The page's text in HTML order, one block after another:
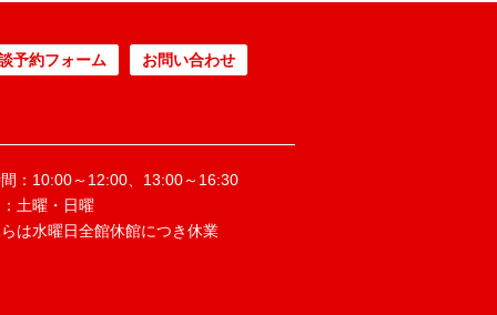
予約フォーム お問い合わせ
：10:00～12:00、13:00～16:30
土曜・日曜
は水曜日全館休館につき休業